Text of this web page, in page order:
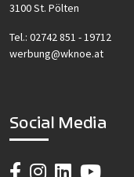
3100 St. Pölten
Tel.: 02742 851 - 19712
werbung@wknoe.at
Social Media